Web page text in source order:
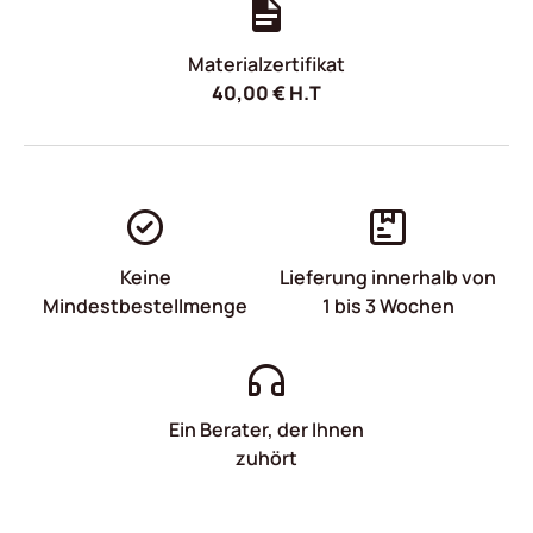
Materialzertifikat
40,00€H.T
Keine
Mindestbestellmenge
Lieferung innerhalb von
1 bis 3 Wochen
Ein Berater, der Ihnen
zuhört